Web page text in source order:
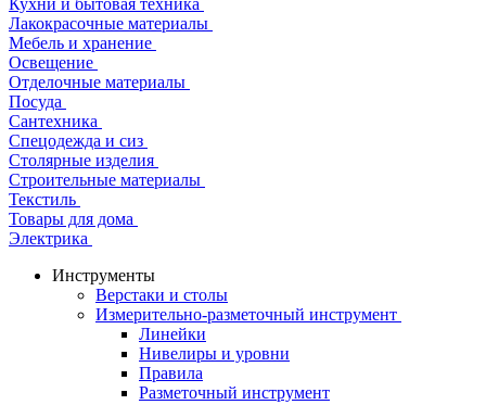
Лакокрасочные материалы
Мебель и хранение
Освещение
Отделочные материалы
Посуда
Сантехника
Спецодежда и сиз
Столярные изделия
Строительные материалы
Текстиль
Товары для дома
Электрика
Инструменты
Верстаки и столы
Измерительно-разметочный инструмент
Линейки
Нивелиры и уровни
Правила
Разметочный инструмент